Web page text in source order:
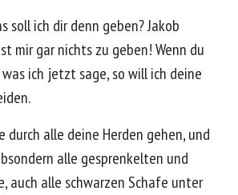
soll ich dir denn geben? Jakob
mir gar nichts zu geben! Wenn du
ich jetzt sage, so will ich deine
durch alle deine Herden gehen, und
alle gesprenkelten und
auch alle schwarzen Schafe unter